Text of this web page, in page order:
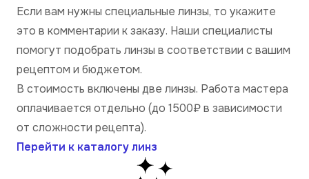
Если вам нужны специальные линзы, то укажите
это в комментарии к заказу. Наши специалисты
помогут подобрать линзы в соответствии с вашим
рецептом и бюджетом.
В стоимость включены две линзы. Работа мастера
оплачивается отдельно (до 1500₽ в зависимости
от сложности рецепта).
Перейти к каталогу линз